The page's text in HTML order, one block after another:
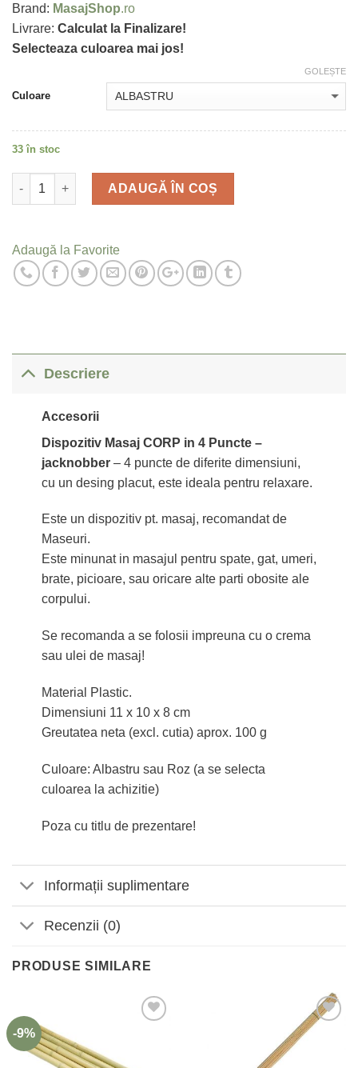
Brand: MasajShop.ro
Livrare: Calculat la Finalizare!
Selecteaza culoarea mai jos!
Culoare
GOLEȘTE
33 în stoc
Cantitate
ADAUGĂ ÎN COȘ
Adaugă la Favorite
Descriere
Accesorii
Dispozitiv Masaj CORP in 4 Puncte –
jacknobber– 4 puncte de diferite dimensiuni,
cu un desing placut, este ideala pentru relaxare.
Este un dispozitiv pt. masaj, recomandat de
Maseuri.
Este minunat in masajul pentru spate, gat, umeri,
brate, picioare, sau oricare alte parti obosite ale
corpului.
Se recomanda a se folosii impreuna cu o crema
sau ulei de masaj!
Material Plastic.
Dimensiuni 11 x 10 x 8 cm
Greutatea neta (excl. cutia) aprox. 100 g
Culoare: Albastru sau Roz (a se selecta
culoarea la achizitie)
Poza cu titlu de prezentare!
Informații suplimentare
Recenzii (0)
PRODUSE SIMILARE
-9%
Adaugă